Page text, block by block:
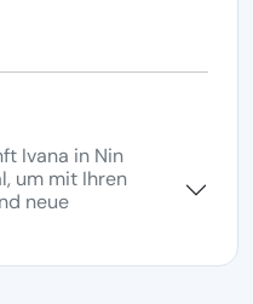
Ivana in Nin
um mit Ihren
neue